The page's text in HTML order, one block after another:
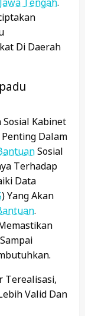
Di Daerah
Kabinet
Dalam
Sosial
Terhadap
Data
) Yang Akan
.
Terealisasi,
Valid Dan